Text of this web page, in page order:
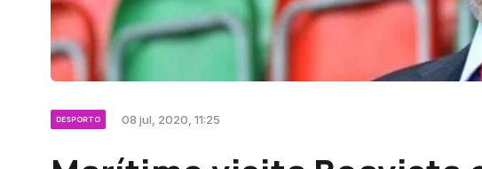
DESPORTO 08 jul, 2020, 11:25